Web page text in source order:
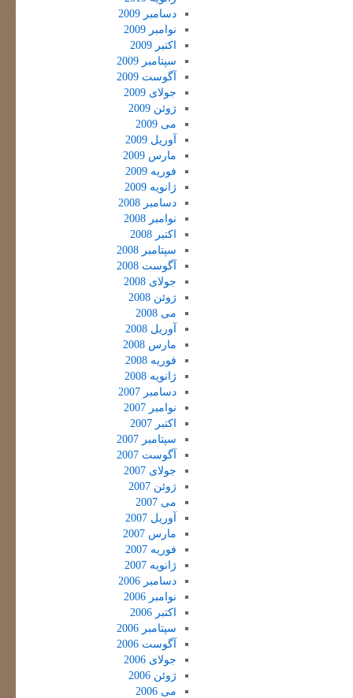
دسامبر 2009
نوامبر 2009
اکتبر 2009
سپتامبر 2009
آگوست 2009
جولای 2009
ژوئن 2009
می 2009
آوریل 2009
مارس 2009
فوریه 2009
ژانویه 2009
دسامبر 2008
نوامبر 2008
اکتبر 2008
سپتامبر 2008
آگوست 2008
جولای 2008
ژوئن 2008
می 2008
آوریل 2008
مارس 2008
فوریه 2008
ژانویه 2008
دسامبر 2007
نوامبر 2007
اکتبر 2007
سپتامبر 2007
آگوست 2007
جولای 2007
ژوئن 2007
می 2007
آوریل 2007
مارس 2007
فوریه 2007
ژانویه 2007
دسامبر 2006
نوامبر 2006
اکتبر 2006
سپتامبر 2006
آگوست 2006
جولای 2006
ژوئن 2006
می 2006